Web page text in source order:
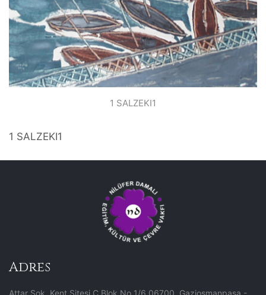
1 SALZEKI1
1 SALZEKI1
Adres